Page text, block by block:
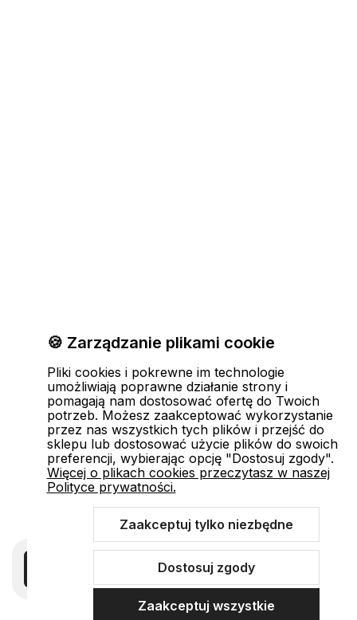
🍪 Zarządzanie plikami cookie
Pliki cookies i pokrewne im technologie
umożliwiają poprawne działanie strony i
pomagają nam dostosować ofertę do Twoich
potrzeb. Możesz zaakceptować wykorzystanie
przez nas wszystkich tych plików i przejść do
sklepu lub dostosować użycie plików do swoich
preferencji, wybierając opcję "Dostosuj zgody".
Więcej o plikach cookies przeczytasz w naszej
Polityce prywatności.
Zaakceptuj tylko niezbędne
Dostosuj zgody
Zaakceptuj wszystkie